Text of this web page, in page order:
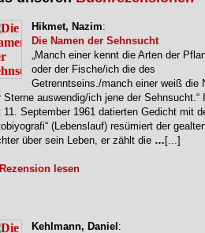
Hikmet, Nazim:
Die Namen der Sehnsucht
„Manch einer kennt die Arten der
oder der Fische/ich die des
Getrenntseins./manch einer weiß die
Sterne auswendig/ich jene der Sehnsucht.“
11. September 1961 datierten Gedicht mit
(Lebenslauf) resümiert der
über sein Leben, er zählt die … [...]
Rezension lesen
Kehlmann, Daniel :